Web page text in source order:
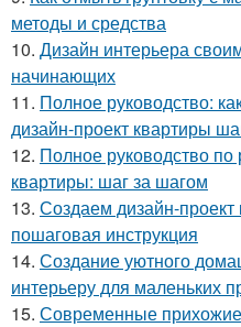
методы и средства
10. Дизайн интерьера
начинающих
11. Полное руководство:
дизайн-проект квартиры
12. Полное руководство по
квартиры: шаг за шагом
13. Создаем дизайн-
пошаговая инструкция
14. Создание уютного
интерьеру для маленьких
15. Современные